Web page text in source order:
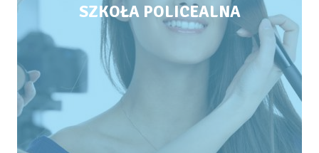
SZKOŁA POLICEALNA